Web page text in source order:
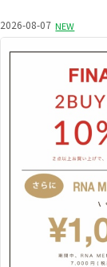
2026-08-07 NEW